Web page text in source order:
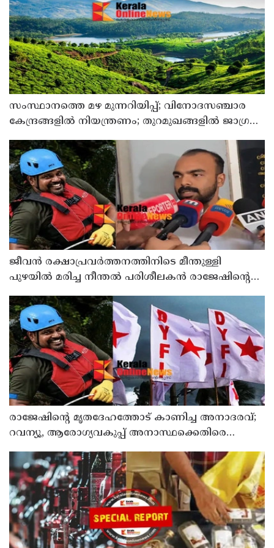
സംസ്ഥാനത്തെ മഴ മുന്നറിയിപ്പ്; വിനോദസഞ്ചാര
കേന്ദ്രങ്ങളില്‍ നിയന്ത്രണം; തുറമുഖങ്ങളില്‍ ജാഗ്രതാ
ജീവൻ രക്ഷാപ്രവർത്തനത്തിനിടെ മീന്തുള്ളി
പുഴയിൽ മരിച്ച നീന്തൽ പരിശീലകൻ രാജേഷിൻ്റെ
നടപടിയെന്ന് കളക്ടർ
രാജേഷിന്റെ മൃതദേഹത്തോട് കാണിച്ച അനാദരവ്;
റവന്യൂ, ആരോഗ്യവകുപ്പ് അനാസ്ഥക്കെതിരെ
ശക്തമായ പ്രതിഷേധത്തിലേക്ക്